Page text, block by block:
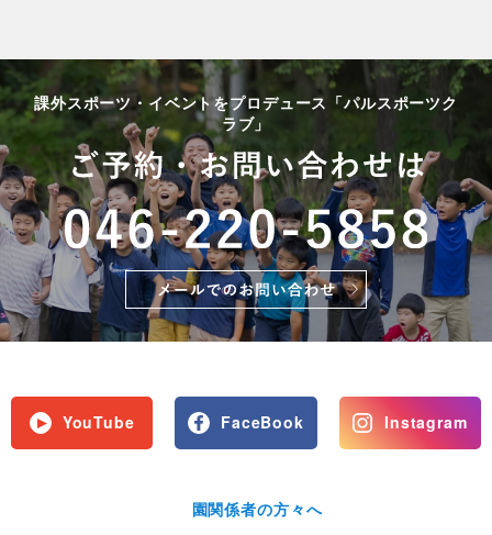
課外スポーツ・イベントをプロデュース「パルスポーツク
ラブ」
YouTube FaceBook Instagram
園関係者の方々へ